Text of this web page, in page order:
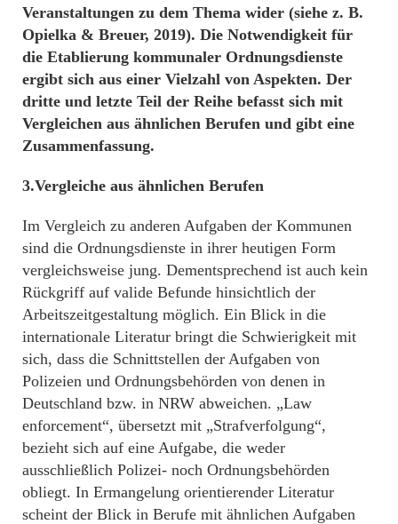
Veranstaltungen zu dem Thema wider (siehe z. B.
Opielka & Breuer, 2019). Die Notwendigkeit für
die Etablierung kommunaler Ordnungsdienste
ergibt sich aus einer Vielzahl von Aspekten. Der
dritte und letzte Teil der Reihe befasst sich mit
Vergleichen aus ähnlichen Berufen und gibt eine
Zusammenfassung.
3.Vergleiche aus ähnlichen Berufen
Im Vergleich zu anderen Aufgaben der Kommunen
sind die Ordnungsdienste in ihrer heutigen Form
vergleichsweise jung. Dementsprechend ist auch kein
Rückgriff auf valide Befunde hinsichtlich der
Arbeitszeitgestaltung möglich. Ein Blick in die
internationale Literatur bringt die Schwierigkeit mit
sich, dass die Schnittstellen der Aufgaben von
Polizeien und Ordnungsbehörden von denen in
Deutschland bzw. in NRW abweichen. „Law
enforcement“, übersetzt mit „Strafverfolgung“,
bezieht sich auf eine Aufgabe, die weder
ausschließlich Polizei- noch Ordnungsbehörden
obliegt. In Ermangelung orientierender Literatur
scheint der Blick in Berufe mit ähnlichen Aufgaben